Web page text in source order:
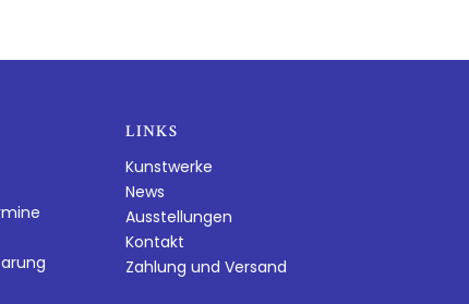
LINKS
Kunstwerke
News
Ausstellungen
Kontakt
Zahlung und Versand